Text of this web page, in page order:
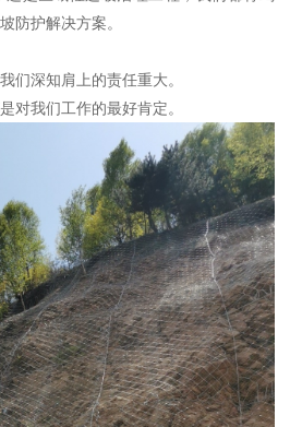
防护解决方案。
们深知肩上的责任重大。
对我们工作的最好肯定。